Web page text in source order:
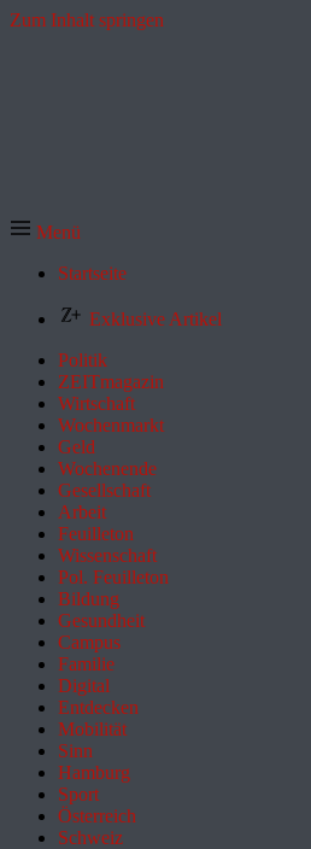
Zum Inhalt springen
Menü
Startseite
Exklusive Artikel
Politik
ZEITmagazin
Wirtschaft
Wochenmarkt
Geld
Wochenende
Gesellschaft
Arbeit
Feuilleton
Wissenschaft
Pol. Feuilleton
Bildung
Gesundheit
Campus
Familie
Digital
Entdecken
Mobilität
Sinn
Hamburg
Sport
Österreich
Schweiz